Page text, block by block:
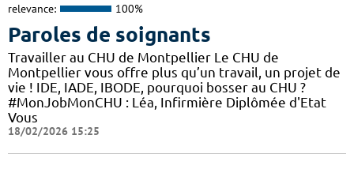
relevance: 100%
Paroles de soignants
Travailler au CHU de Montpellier Le CHU de
Montpellier vous offre plus qu’un travail, un projet de
vie ! IDE, IADE, IBODE, pourquoi bosser au CHU ?
#MonJobMonCHU : Léa, Infirmière Diplômée d'Etat
Vous
18/02/2026 15:25